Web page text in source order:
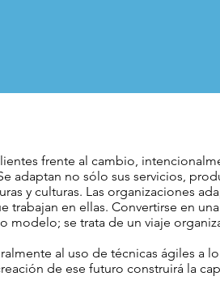
frente al cambio,
adaptan no sólo sus servicios,
y culturas. Las organizaciones
trabajan en ellas. Convertirse en
modelo; se trata de un viaje
al uso de técnicas ágiles a
de ese futuro construirá la